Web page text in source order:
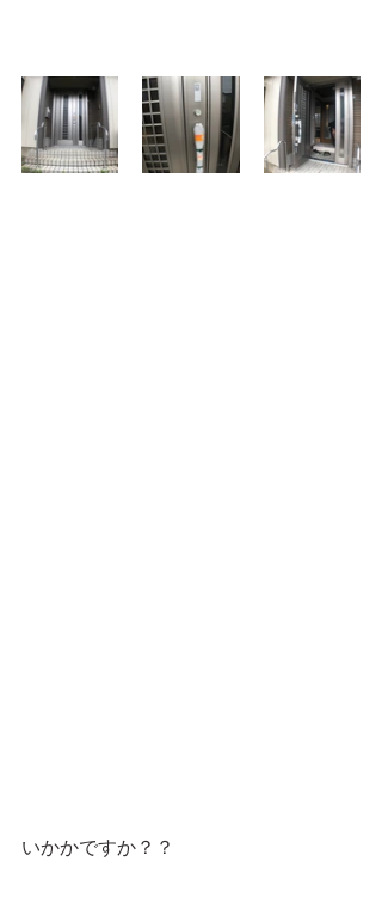
いかかですか？？